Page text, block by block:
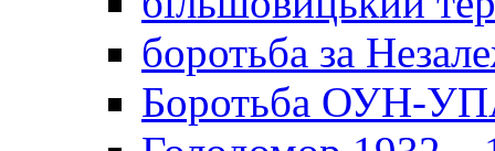
боротьба за
Боротьба ОУН-УПА